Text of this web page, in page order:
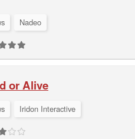
Nadeo
or Alive
Iridon Interactive